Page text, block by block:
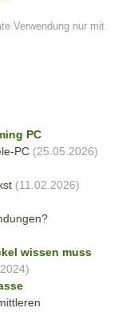
Verwendung nur mit
PC
PC(25.05.2026)
(11.02.2026)
wissen muss